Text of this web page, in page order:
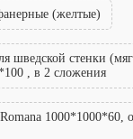
(желтые)
шведской стенки
, в 2 сложения
1000*1000*60,